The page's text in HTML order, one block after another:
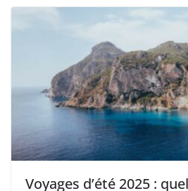
Voyages d’été 2025 :